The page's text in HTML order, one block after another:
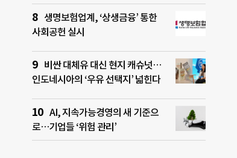
생명보험업계, ‘상생금융’ 통한
사회공헌 실시
비싼 대체유 대신 현지 캐슈넛…
인도네시아의 ‘우유 선택지’ 넓힌다
AI, 지속가능경영의 새 기준으
로…기업들 ‘위험 관리’